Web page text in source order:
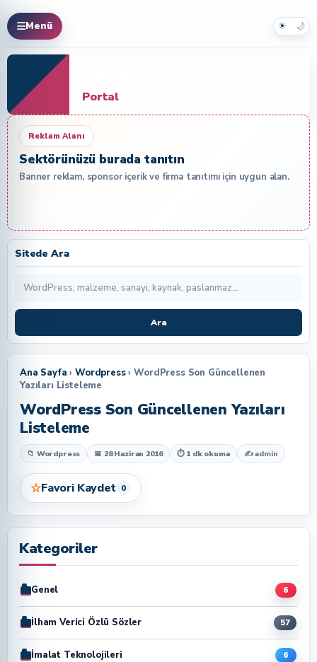
Menü ☀ 🌙
Portal
Reklam Alanı
Sektörünüzü burada tanıtın
Banner reklam, sponsor içerik ve firma tanıtımı için uygun alan.
Sitede Ara
Ara
Ana Sayfa ›Wordpress› WordPress Son Güncellenen
Yazıları Listeleme
WordPress Son Güncellenen Yazıları
Listeleme
📁 Wordpress 📅 28 Haziran 2016 ⏱ 1 dk okuma ✍admin
☆Favori Kaydet 0
Kategoriler
Genel 6
İlham Verici Özlü Sözler 57
İmalat Teknolojileri 6